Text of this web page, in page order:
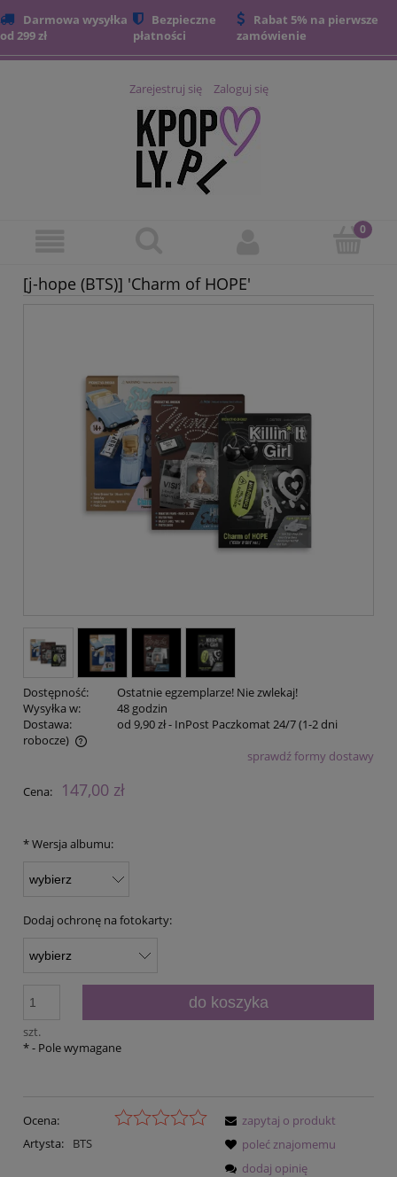
Darmowa wysyłka
od 299 zł
Bezpieczne
płatności
Rabat 5% na pierwsze
zamówienie
Zarejestruj się Zaloguj się
[j-hope (BTS)] 'Charm of HOPE'
Dostępność:
Ostatnie egzemplarze! Nie zwlekaj!
Wysyłka w:
48 godzin
Dostawa:
od 9,90 zł- InPost Paczkomat 24/7 (1-2 dni
robocze)
Cena nie zawiera ewentualnych kosztów płatnościsprawdź formy dostawy
Cena: 147,00 zł
*Wersja albumu:
Dodaj ochronę na fotokarty:
szt.
do koszyka
*- Pole wymagane
Ocena:
Artysta:
BTS
zapytaj o produkt
poleć znajomemu
dodaj opinię